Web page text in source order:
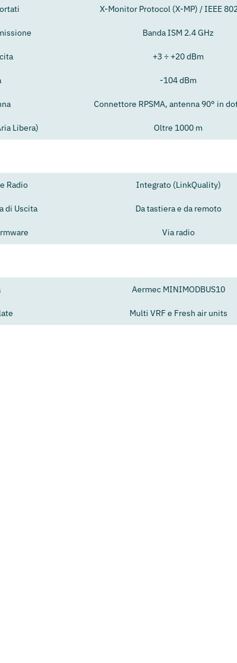
X-Monitor Protocol (X-MP) / IEEE
Banda ISM 2.4 GHz
+3 ÷ +20 dBm
-104 dBm
Connettore RPSMA, antenna 90° in
Libera) Oltre 1000 m
Radio Integrato (LinkQuality)
di Uscita Da tastiera e da remoto
Via radio
Aermec MINIMODBUS10
Multi VRF e Fresh air units